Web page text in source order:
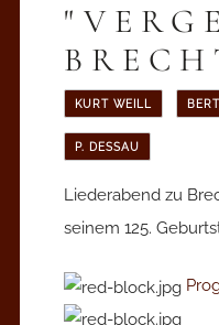
KURT WEILL
P. DESSAU
Liederabend zu
seinem 125.